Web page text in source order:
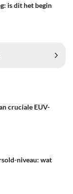
is dit het begin
cruciale EUV-
niveau: wat